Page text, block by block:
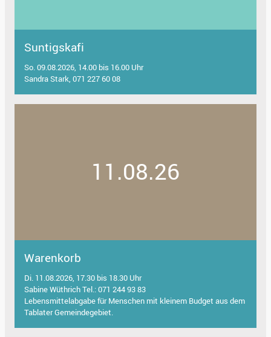
Suntigskafi
So. 09.08.2026, 14.00 bis 16.00 Uhr
Sandra Stark, 071 227 60 08
11.08.26
Warenkorb
Di. 11.08.2026, 17.30 bis 18.30 Uhr
Sabine Wüthrich Tel.: 071 244 93 83
Lebensmittelabgabe für Menschen mit kleinem Budget aus dem
Tablater Gemeindegebiet.